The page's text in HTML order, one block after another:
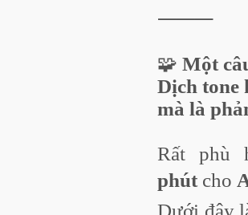
⸻
🧩 Một
Dịch tone
mà là
Rất phù
phútcho
Dưới đây